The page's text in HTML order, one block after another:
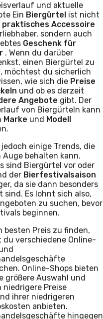
und aktuelle
Ein Biergürtel ist nicht
praktisches Accessoire
sondern auch
Geschenk für
. Wenn du darüber
einen Biergürtel zu
möchtest du sicherlich
wie sich die Preise
und ob es derzeit
Angebote gibt. Der
von Biergürteln kann
Marke und Modell
jedoch einige Trends, die
Auge behalten kann.
sind Biergürtel vor oder
der Bierfestivalsaison
da sie dann besonders
sind. Es lohnt sich also,
zu suchen, bevor
beginnen.
besten Preis zu finden,
du verschiedene Online-
Online-Shops bieten
größere Auswahl und
niedrigere Preise
ihrer niedrigeren
anbieten.
hingegen